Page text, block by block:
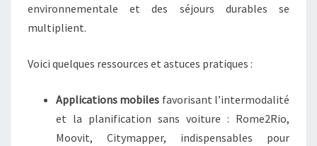
environnementale et des séjours durables se
multiplient.
Voici quelques ressources et astuces pratiques :
Applications mobiles favorisant l’intermodalité
et la planification sans voiture : Rome2Rio,
Moovit, Citymapper, indispensables pour